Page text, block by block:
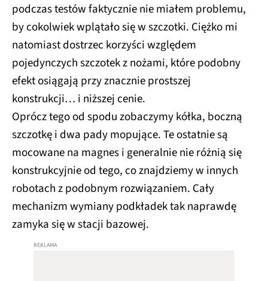
podczas testów faktycznie nie miałem problemu,
by cokolwiek wplątało się w szczotki. Ciężko mi
natomiast dostrzec korzyści względem
pojedynczych szczotek z nożami, które podobny
efekt osiągają przy znacznie prostszej
konstrukcji… i niższej cenie.
Oprócz tego od spodu zobaczymy kółka, boczną
szczotkę i dwa pady mopujące. Te ostatnie są
mocowane na magnes i generalnie nie różnią się
konstrukcyjnie od tego, co znajdziemy w innych
robotach z podobnym rozwiązaniem. Cały
mechanizm wymiany podkładek tak naprawdę
zamyka się w stacji bazowej.